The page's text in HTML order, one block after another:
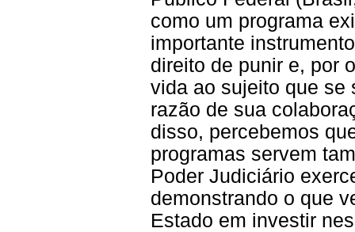
como um programa
importante
direito de punir e, por
vida ao sujeito que se
razão de sua
disso, percebemos
programas servem
Poder Judiciário
demonstrando o que
Estado em investir